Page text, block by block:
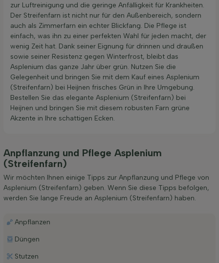
zur Luftreinigung und die geringe Anfälligkeit für Krankheiten.
Der Streifenfarn ist nicht nur für den Außenbereich, sondern
auch als Zimmerfarn ein echter Blickfang. Die Pflege ist
einfach, was ihn zu einer perfekten Wahl für jeden macht, der
wenig Zeit hat. Dank seiner Eignung für drinnen und draußen
sowie seiner Resistenz gegen Winterfrost, bleibt das
Asplenium das ganze Jahr über grün. Nutzen Sie die
Gelegenheit und bringen Sie mit dem Kauf eines Asplenium
(Streifenfarn) bei Heijnen frisches Grün in Ihre Umgebung.
Bestellen Sie das elegante Asplenium (Streifenfarn) bei
Heijnen und bringen Sie mit diesem robusten Farn grüne
Akzente in Ihre schattigen Ecken.
Anpflanzung und Pflege Asplenium
(Streifenfarn)
Wir möchten Ihnen einige Tipps zur Anpflanzung und Pflege von
Asplenium (Streifenfarn) geben. Wenn Sie diese Tipps befolgen,
werden Sie lange Freude an Asplenium (Streifenfarn) haben.
Anpflanzen
Düngen
Stutzen